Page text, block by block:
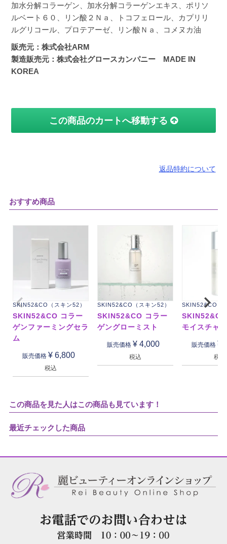
加水分解コラーゲン、加水分解コラーゲンエキス、ポリソ
ルベート６０、リン酸２Ｎａ、トコフェロール、カプリリ
ルグリコール、プロテアーゼ、リン酸Ｎａ、コメヌカ油
販売元：株式会社ARM
製造販売元：株式会社グロースカンパニー MADE IN
KOREA
この商品のカートへ移動する
返品特約について
おすすめ商品
SKIN52&CO（スキン52）
SKIN52&CO コラー
ゲンファーミングセラ
ム
販売価格 ¥ 6,800
税込
SKIN52&CO（スキン52）
SKIN52&CO コラー
ゲングローミスト
販売価格 ¥ 4,000
税込
SKIN52&CO（
モイスチャ
販売価格 ¥
税込
この商品を見た人はこの商品も見ています！
最近チェックした商品